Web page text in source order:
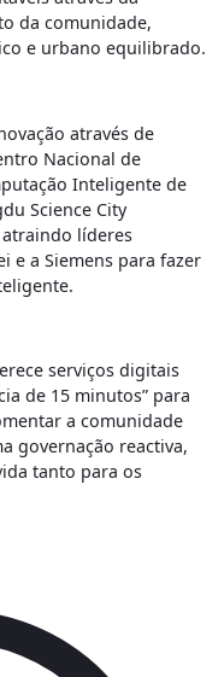
da comunidade,
e urbano equilibrado.
através de
Nacional de
Inteligente de
Science City
líderes
e a Siemens para fazer
serviços digitais
de 15 minutos” para
a comunidade
governação reactiva,
tanto para os